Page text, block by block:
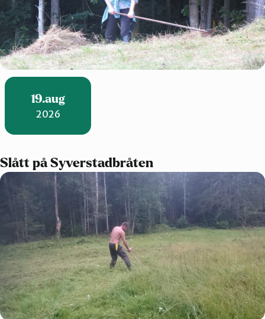
19.aug
2026
Slått på Syverstadbråten